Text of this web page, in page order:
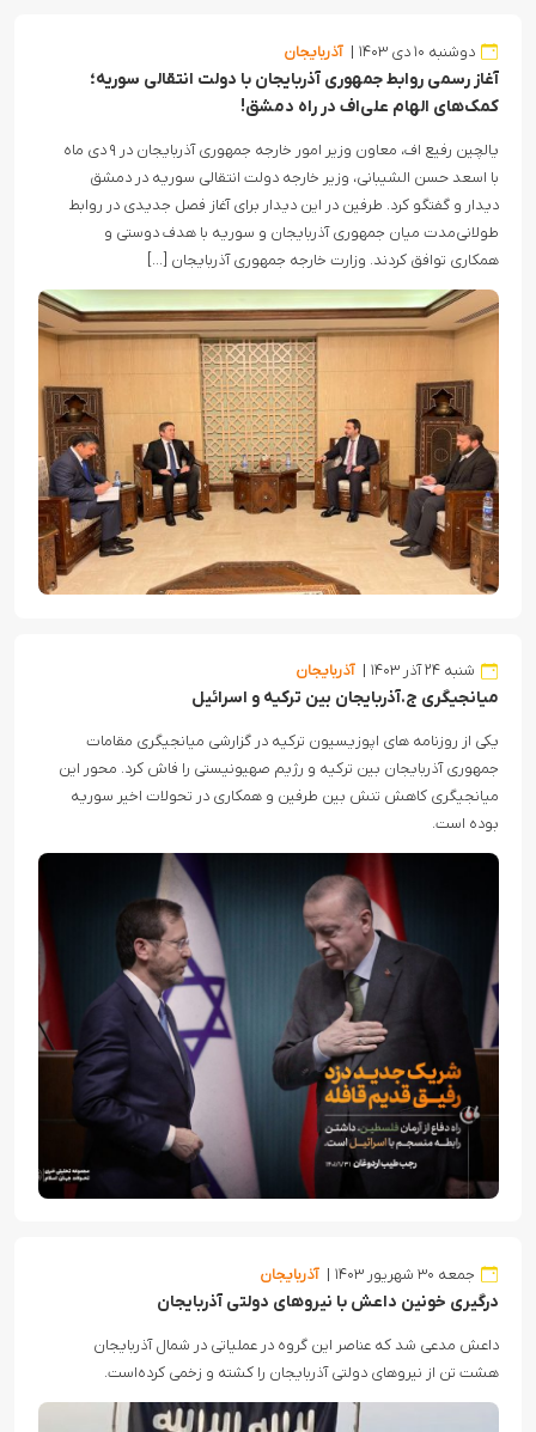
دوشنبه ۱۰ دی ۱۴۰۳ آذربایجان
آغاز رسمی روابط جمهوری آذربایجان با دولت انتقالی سوریه؛
کمک‌های الهام علی‌اف در راه دمشق!
یالچین رفیع اف، معاون وزیر امور خارجه جمهوری آذربایجان در ۹ دی ماه
با اسعد حسن الشیبانی، وزیر خارجه دولت انتقالی سوریه در دمشق
دیدار و گفتگو کرد. طرفین در این دیدار برای آغاز فصل جدیدی در روابط
طولانی‌مدت میان جمهوری آذربایجان و سوریه با هدف دوستی و
همکاری توافق کردند. وزارت خارجه جمهوری آذربایجان […]
شنبه ۲۴ آذر ۱۴۰۳ آذربایجان
میانجیگری ج.آذربایجان بین ترکیه و اسرائیل
یکی از روزنامه های اپوزیسیون ترکیه در گزارشی میانجیگری مقامات
جمهوری آذربایجان بین ترکیه و رژیم صهیونیستی را فاش کرد. محور این
میانجیگری کاهش تنش بین طرفین و همکاری در تحولات اخیر سوریه
بوده است.
جمعه ۳۰ شهریور ۱۴۰۳ آذربایجان
درگیری خونین داعش با نیروهای دولتی آذربایجان
داعش مدعی شد که عناصر این گروه در عملیاتی در شمال آذربایجان
هشت تن از نیروهای دولتی آذربایجان را کشته و زخمی کرده‌است.